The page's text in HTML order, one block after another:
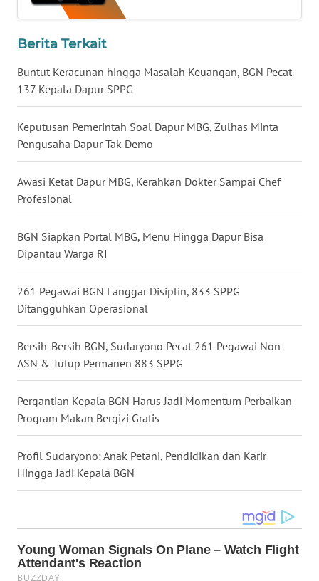
Berita Terkait
Buntut Keracunan hingga Masalah Keuangan, BGN Pecat
137 Kepala Dapur SPPG
Keputusan Pemerintah Soal Dapur MBG, Zulhas Minta
Pengusaha Dapur Tak Demo
Awasi Ketat Dapur MBG, Kerahkan Dokter Sampai Chef
Profesional
BGN Siapkan Portal MBG, Menu Hingga Dapur Bisa
Dipantau Warga RI
261 Pegawai BGN Langgar Disiplin, 833 SPPG
Ditangguhkan Operasional
Bersih-Bersih BGN, Sudaryono Pecat 261 Pegawai Non
ASN & Tutup Permanen 883 SPPG
Pergantian Kepala BGN Harus Jadi Momentum Perbaikan
Program Makan Bergizi Gratis
Profil Sudaryono: Anak Petani, Pendidikan dan Karir
Hingga Jadi Kepala BGN
KALTARA
WN
KALSEL
WN
KALTIM
WN
SULSEL
WN
GORONTALO
WN
SULUT
WN
MALUKU
MALUT
DAIRI
TOBA
WN